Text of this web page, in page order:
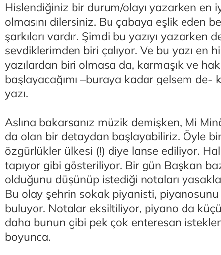
Hislendiğiniz bir durum/olayı yazarken en
olmasını dilersiniz. Bu çabaya eşlik eden
şarkıları vardır. Şimdi bu yazıyı yazarken
sevdiklerimden biri çalıyor. Ve bu yazı en
yazılardan biri olmasa da, karmaşık ve
başlayacağımı –buraya kadar gelsem de-
yazı.
Aslına bakarsanız müzik demişken, Mi
da olan bir detaydan başlayabiliriz. Öyle
özgürlükler ülkesi (!) diye lanse ediliyor.
tapıyor gibi gösteriliyor. Bir gün Başkan
olduğunu düşünüp istediği notaları
Bu olay şehrin sokak piyanisti,
buluyor. Notalar eksiltiliyor, piyano da
daha bunun gibi pek çok enteresan
boyunca.